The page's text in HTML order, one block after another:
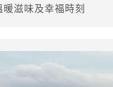
滋味及幸福時刻